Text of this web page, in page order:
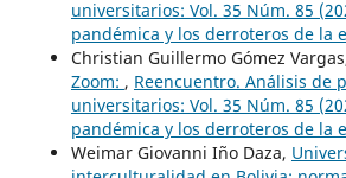
universitarios: Vol. 35 Núm. 85
pandémica y los derroteros de la
Christian Guillermo Gómez
Zoom: , Reencuentro. Análisis de
universitarios: Vol. 35 Núm. 85
pandémica y los derroteros de la
Weimar Giovanni Iño Daza,